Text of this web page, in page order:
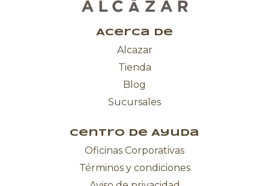
Acerca de
Alcazar
Tienda
Blog
Sucursales
Centro de Ayuda
Oficinas Corporativas
Términos y condiciones